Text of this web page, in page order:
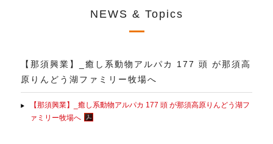
NEWS & Topics
【那須興業】_癒し系動物アルパカ 177 頭 が那須高
原りんどう湖ファミリー牧場へ
【那須興業】_癒し系動物アルパカ 177 頭 が那須高原りんどう湖フ
ァミリー牧場へ